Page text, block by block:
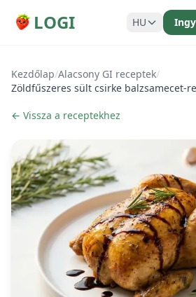
LOGI HU
Kezdőlap/Alacsony GI receptek/
Zöldfűszeres sült csirke balzsamecet-
← Vissza a receptekhez